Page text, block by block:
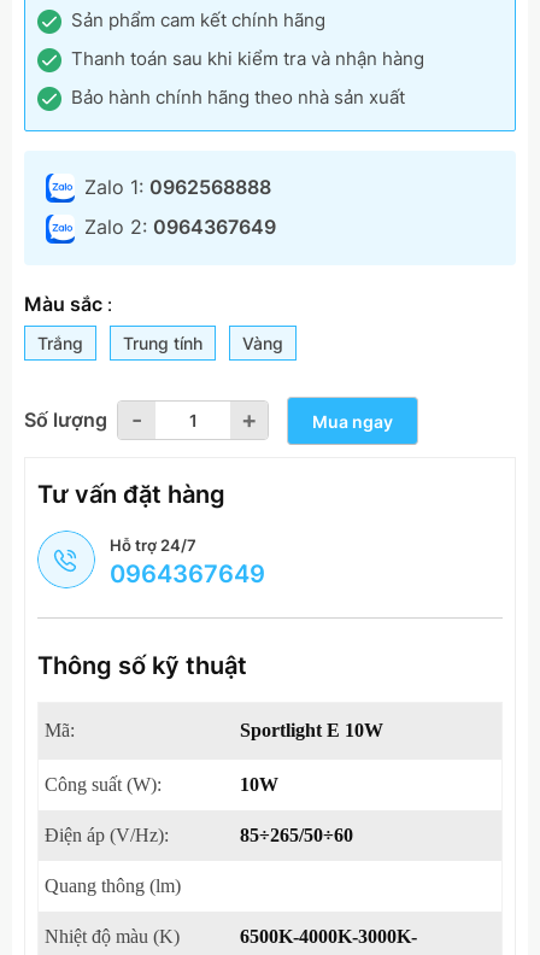
Sản phẩm cam kết chính hãng
Thanh toán sau khi kiểm tra và nhận hàng
Bảo hành chính hãng theo nhà sản xuất
Zalo 1: 0962568888
Zalo 2: 0964367649
Màu sắc :
Trắng Trung tính Vàng
Số lượng +
- +
- Mua ngay
Tư vấn đặt hàng
Hỗ trợ 24/7
0964367649
Thông số kỹ thuật
Mã: Sportlight E 10W
Công suất (W): 10W
Điện áp (V/Hz): 85÷265/50÷60
Quang thông (lm)
Nhiệt độ màu (K) 6500K-4000K-3000K-